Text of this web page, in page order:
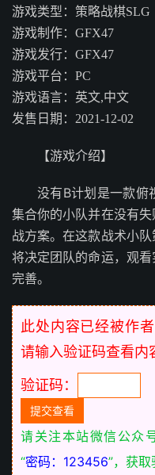
游戏类型：策略战棋SLG
游戏制作：GFX47
游戏发行：GFX47
游戏平台：PC
游戏语言：英文,中文
发售日期：2021-12-02
【游戏介绍】
没有B计划是一款俯
集合你的小队并在没有
战方案。在这款战术小
将决定团队的命运，观
完善。
此处内容已经被作者
请输入验证码查看内
验证码：
请关注本站微信公众
“密码：123456”，获